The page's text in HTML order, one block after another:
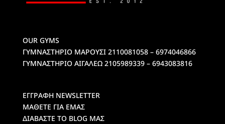
OUR GYMS
ΓΥΜΝΑΣΤΗΡΙΟ ΜΑΡΟΥΣΙ2110081058 – 6974046866
ΓΥΜΝΑΣΤΗΡΙΟ ΑΙΓΑΛΕΩ2105989339 – 6943083816
ΕΓΓΡΑΦΗ NEWSLETTER
ΜΑΘΕΤΕ ΓΙΑ ΕΜΑΣ
ΔΙΑΒΑΣΤΕ ΤΟ BLOG ΜΑΣ